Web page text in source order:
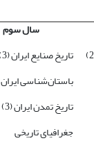
سال سوم
تاریخ صنایع ایران (3)
باستان‌شناسی ایران
تاریخ تمدن ایران (3)
جغرافیای تاریخی